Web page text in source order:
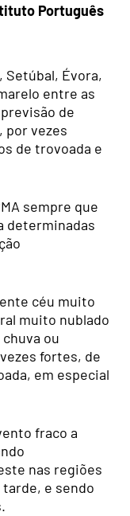
Português
Évora,
entre as
de
por vezes
de trovoada e
sempre que
determinadas
céu muito
muito nublado
ou
fortes, de
em especial
fraco a
nas regiões
e sendo